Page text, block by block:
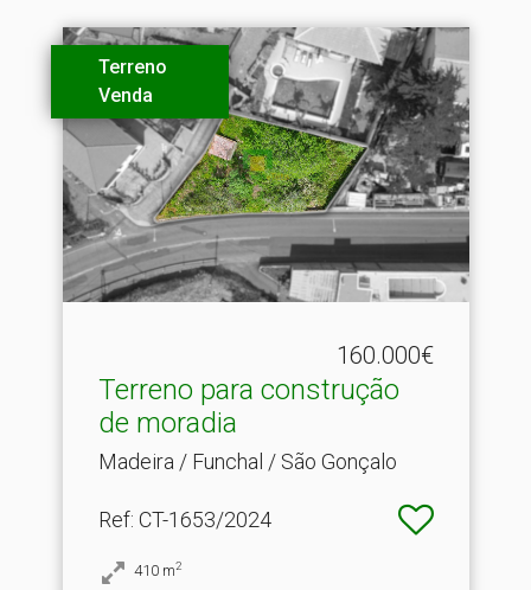
Terreno
Venda
160.000€
Terreno para construção
de moradia
Madeira / Funchal / São Gonçalo
Ref: CT-1653/2024
410 m2